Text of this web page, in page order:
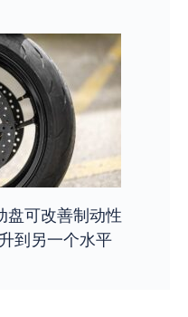
盘可改善制动性
到另一个水平